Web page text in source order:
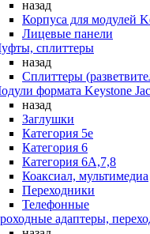
назад
Корпуса для модулей
Лицевые панели
сплиттеры
назад
Сплиттеры
формата Keystone
назад
Заглушки
Категория 5е
Категория 6
Категория 6А,7,8
Коаксиал, мультимедиа
Переходники
Телефонные
адаптеры,